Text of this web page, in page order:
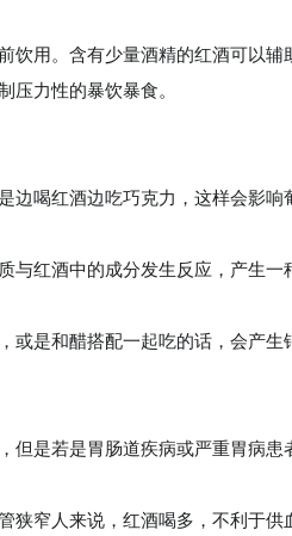
饮用。含有少量酒精的红酒可以
压力性的暴饮暴食。
边喝红酒边吃巧克力，这样会影
与红酒中的成分发生反应，产生一
或是和醋搭配一起吃的话，会产生
但是若是胃肠道疾病或严重胃病
狭窄人来说，红酒喝多，不利于供